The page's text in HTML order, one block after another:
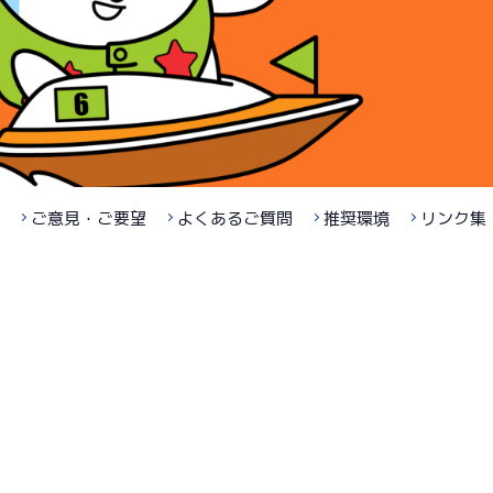
ご意見・ご要望 よくあるご質問 推奨環境 リンク集